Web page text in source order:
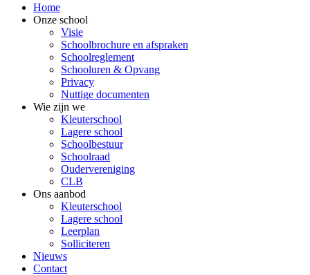
Home
Onze school
Visie
Schoolbrochure en afspraken
Schoolreglement
Schooluren & Opvang
Privacy
Nuttige documenten
Wie zijn we
Kleuterschool
Lagere school
Schoolbestuur
Schoolraad
Oudervereniging
CLB
Ons aanbod
Kleuterschool
Lagere school
Leerplan
Solliciteren
Nieuws
Contact